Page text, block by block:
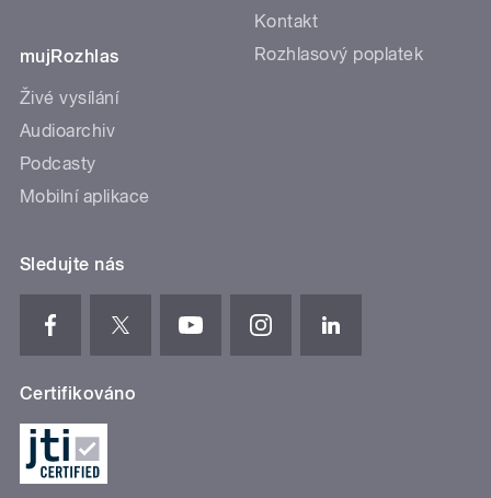
mujRozhlas
Živé vysílání
Audioarchiv
Podcasty
Mobilní aplikace
Kontakt
Rozhlasový poplatek
Sledujte nás
Certifikováno